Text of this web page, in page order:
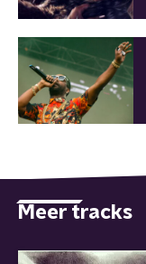
Meer tracks